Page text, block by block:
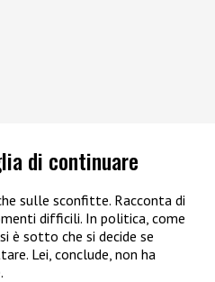
di continuare
sulle sconfitte. Racconta di
difficili. In politica, come
è sotto che si decide se
Lei, conclude, non ha